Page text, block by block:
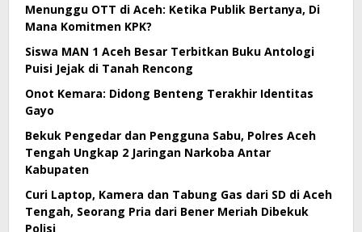
Menunggu OTT di Aceh: Ketika Publik Bertanya, Di
Mana Komitmen KPK?
Siswa MAN 1 Aceh Besar Terbitkan Buku Antologi
Puisi Jejak di Tanah Rencong
Onot Kemara: Didong Benteng Terakhir Identitas
Gayo
Bekuk Pengedar dan Pengguna Sabu, Polres Aceh
Tengah Ungkap 2 Jaringan Narkoba Antar
Kabupaten
Curi Laptop, Kamera dan Tabung Gas dari SD di Aceh
Tengah, Seorang Pria dari Bener Meriah Dibekuk
Polisi